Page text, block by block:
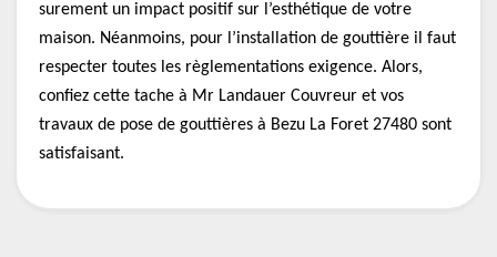
surement un impact positif sur l’esthétique de votre
maison. Néanmoins, pour l’installation de gouttière il faut
respecter toutes les règlementations exigence. Alors,
confiez cette tache à Mr Landauer Couvreur et vos
travaux de pose de gouttières à Bezu La Foret 27480 sont
satisfaisant.